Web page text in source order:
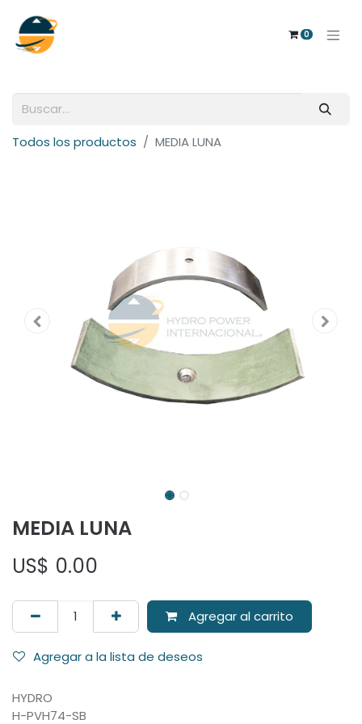
0
Todos los productos MEDIA LUNA
MEDIA LUNA
US$ 0.00
Agregar al carrito
Agregar a la lista de deseos
HYDRO
H-PVH74-SB